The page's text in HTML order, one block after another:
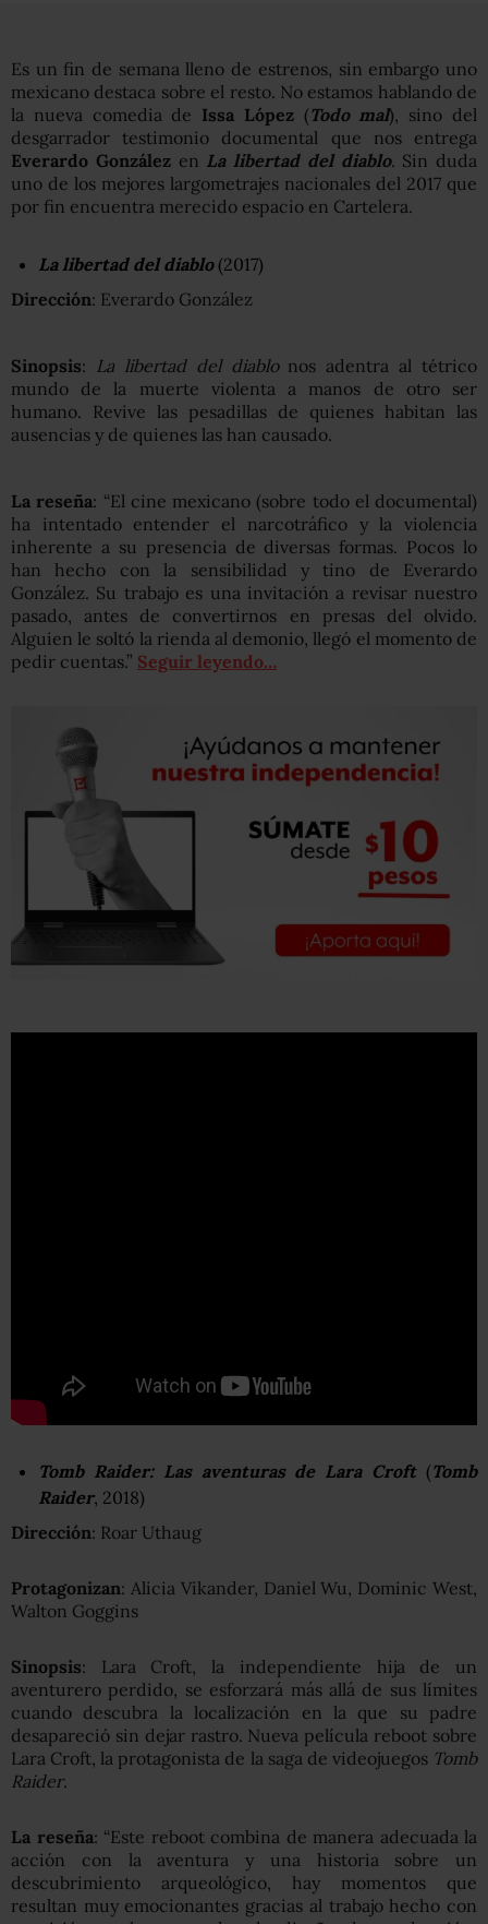
Es un fin de semana lleno de estrenos, sin embargo uno
mexicano destaca sobre el resto. No estamos hablando de
la nueva comedia de Issa López(Todo mal), sino del
desgarrador testimonio documental que nos entrega
Everardo Gonzálezen La libertad del diablo. Sin duda
uno de los mejores largometrajes nacionales del 2017 que
por fin encuentra merecido espacio en Cartelera.
La libertad del diablo(2017)
Dirección: Everardo González
Sinopsis: La libertad del diablonos adentra al tétrico
mundo de la muerte violenta a manos de otro ser
humano. Revive las pesadillas de quienes habitan las
ausencias y de quienes las han causado.
La reseña: “El cine mexicano (sobre todo el documental)
ha intentado entender el narcotráfico y la violencia
inherente a su presencia de diversas formas. Pocos lo
han hecho con la sensibilidad y tino de Everardo
González. Su trabajo es una invitación a revisar nuestro
pasado, antes de convertirnos en presas del olvido.
Alguien le soltó la rienda al demonio, llegó el momento de
pedir cuentas.” Seguir leyendo…
Tomb Raider: Las aventuras de Lara Croft (Tomb
Raider, 2018)
Dirección: Roar Uthaug
Protagonizan: Alicia Vikander, Daniel Wu, Dominic West,
Walton Goggins
Sinopsis: Lara Croft, la independiente hija de un
aventurero perdido, se esforzará más allá de sus límites
cuando descubra la localización en la que su padre
desapareció sin dejar rastro. Nueva película reboot sobre
Lara Croft, la protagonista de la saga de videojuegos Tomb
Raider.
La reseña: “Este reboot combina de manera adecuada la
acción con la aventura y una historia sobre un
descubrimiento arqueológico, hay momentos que
resultan muy emocionantes gracias al trabajo hecho con